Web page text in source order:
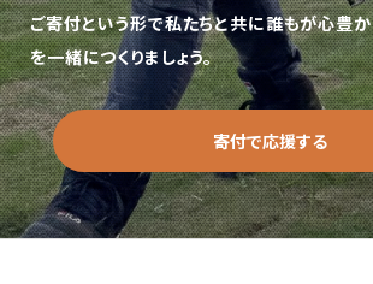
ご寄付という形で私たちと共に誰もが心豊
を一緒につくりましょう。
寄付で応援する